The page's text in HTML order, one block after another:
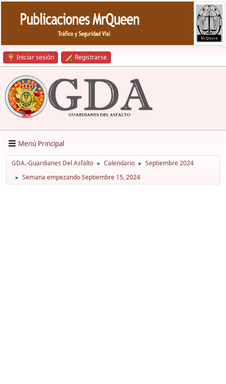
Iniciar sesión Registrarse
Menú Principal
GDA.-Guardianes Del Asfalto ► Calendario ► Septiembre 2024
► Semana empezando Septiembre 15, 2024